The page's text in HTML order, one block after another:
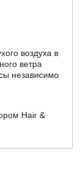
воздуха в
ветра
независимо
Hair &